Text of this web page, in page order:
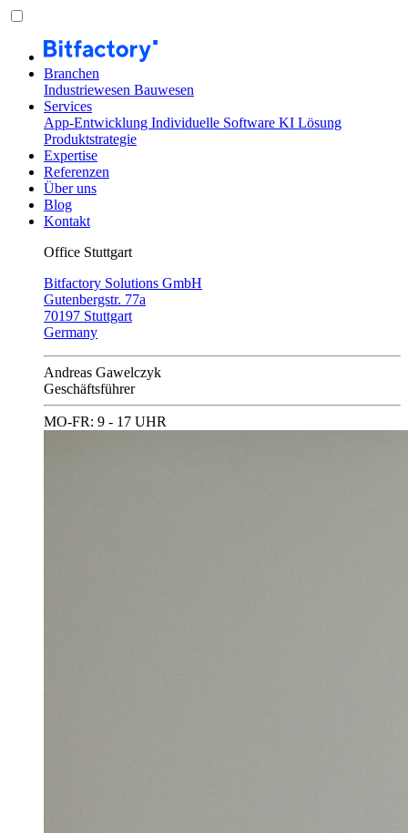
Branchen
Industriewesen Bauwesen
Services
App-Entwicklung Individuelle Software KI Lösung
Produktstrategie
Expertise
Referenzen
Über uns
Blog
Kontakt
Office Stuttgart
Bitfactory Solutions GmbH
Gutenbergstr. 77a
70197 Stuttgart
Germany
Andreas Gawelczyk
Geschäftsführer
MO-FR: 9 - 17 UHR